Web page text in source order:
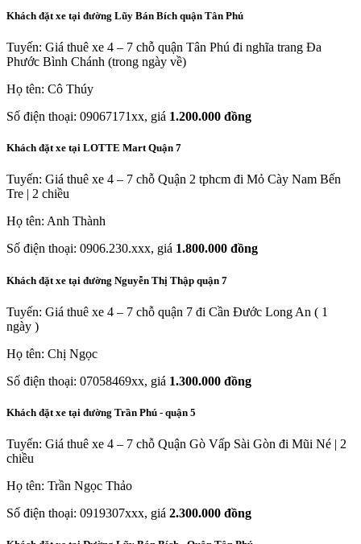
Khách đặt xe tại đường Lũy Bán Bích quận Tân Phú
Tuyến: Giá thuê xe 4 – 7 chỗ quận Tân Phú đi nghĩa trang Đa
Phước Bình Chánh (trong ngày về)
Họ tên: Cô Thúy
Số điện thoại: 09067171xx, giá 1.200.000 đồng
Khách đặt xe tại LOTTE Mart Quận 7
Tuyến: Giá thuê xe 4 – 7 chỗ Quận 2 tphcm đi Mỏ Cày Nam Bến
Tre | 2 chiều
Họ tên: Anh Thành
Số điện thoại: 0906.230.xxx, giá 1.800.000 đồng
Khách đặt xe tại đường Nguyễn Thị Thập quận 7
Tuyến: Giá thuê xe 4 – 7 chỗ quận 7 đi Cần Đước Long An ( 1
ngày )
Họ tên: Chị Ngọc
Số điện thoại: 07058469xx, giá 1.300.000 đồng
Khách đặt xe tại đường Trần Phú - quận 5
Tuyến: Giá thuê xe 4 – 7 chỗ Quận Gò Vấp Sài Gòn đi Mũi Né | 2
chiều
Họ tên: Trần Ngọc Thảo
Số điện thoại: 0919307xxx, giá 2.300.000 đồng